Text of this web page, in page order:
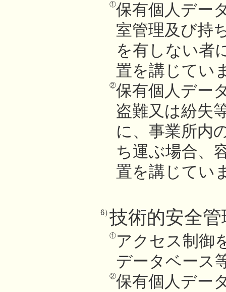
①保有個人デー
室管理及び持
を有しない者
置を講じてい
②保有個人デー
盗難又は紛失
に、事業所内
ち運ぶ場合、
置を講じてい
6）技術的安全
① アクセス制御
データベース
②保有個人デー